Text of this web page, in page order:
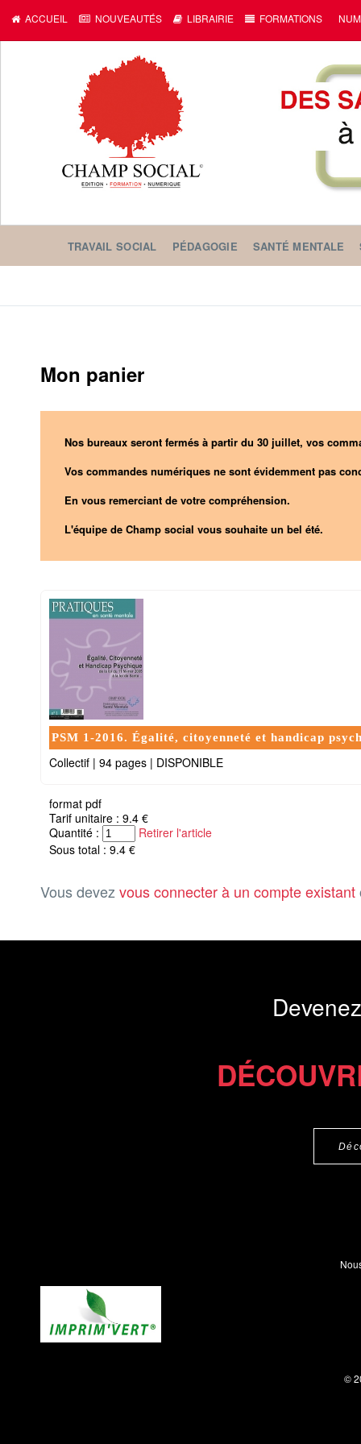
ACCUEIL NOUVEAUTÉS LIBRAIRIE FORMATIONS
TRAVAIL SOCIAL PÉDAGOGIE SANTÉ MENTALE
Mon panier
Nos bureaux seront fermés à partir du 30 juillet, vos
Vos commandes numériques ne sont évidemment pas
En vous remerciant de votre compréhension.
L'équipe de Champ social vous souhaite un bel été.
PSM 1-2016. Égalité, citoyenneté et handicap
Collectif | 94 pages | DISPONIBLE
format pdf
Tarif unitaire : 9.4 €
Quantité :
Retirer l'article
Sous total : 9.4 €
Vous devez vous connecter à un compte existant
©